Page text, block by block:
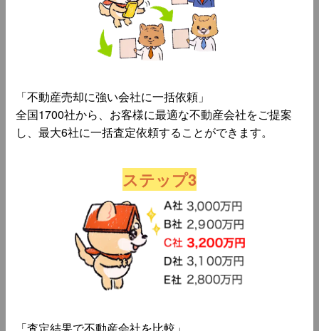
「不動産売却に強い会社に一括依頼」
全国1700社から、お客様に最適な不動産会社をご提案
し、最大6社に一括査定依頼することができます。
ステップ3
「査定結果で不動産会社を比較」